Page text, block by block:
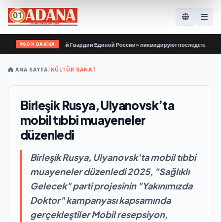
SON DAKİKA
«Молодой Гвардии Единой России» ликвидируют последствия
ANA SAYFA/KÜLTÜR SANAT
Birleşik Rusya, Ulyanovsk’ta
mobil tıbbi muayeneler
düzenledi
Birleşik Rusya, Ulyanovsk'ta mobil tıbbi
muayeneler düzenledi 2025, "Sağlıklı
Gelecek" parti projesinin "Yakınımızda
Doktor" kampanyası kapsamında
gerçekleştiler Mobil resepsiyon,